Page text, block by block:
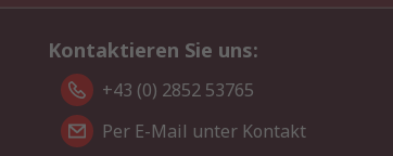
Kontaktieren Sie uns:
+43 (0) 2852 53765
Per E-Mail unter Kontakt